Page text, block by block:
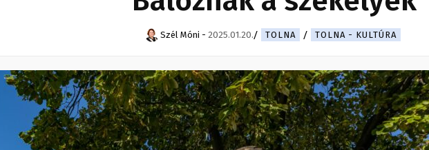
Szél Móni - 2025.01.20. TOLNA TOLNA - KULTÚRA